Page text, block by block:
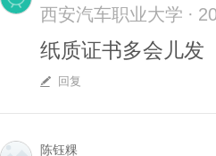
西安汽车职业大学 ·
纸质证书多会儿发
回复
陈钰粿